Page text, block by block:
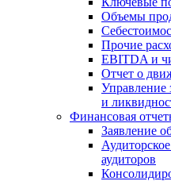
Объемы
Прочие
EBITDA и
Отчет о
Управление
и
Финансовая
Заявление
аудиторов